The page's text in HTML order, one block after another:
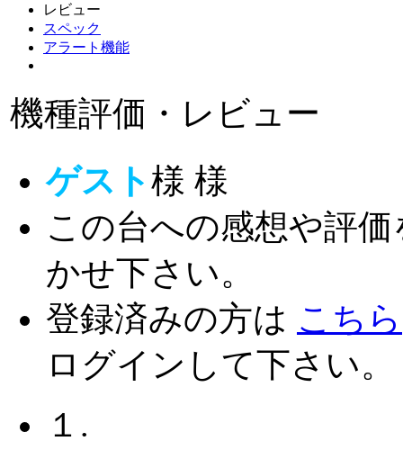
レビュー
スペック
アラート機能
機種評価・レビュー
ゲスト様 様
この台への感想や評価
かせ下さい。
登録済みの方は こちら
ログインして下さい。
１.